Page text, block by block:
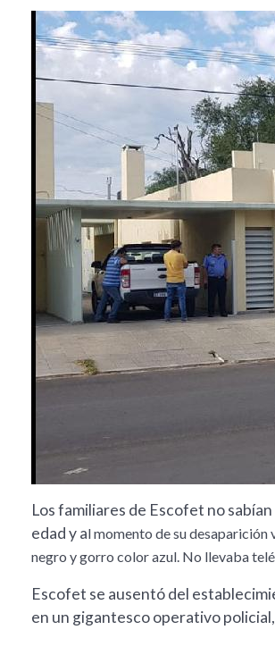
Los familiares de Escofet no
edad y al momento de su
negro y gorro color azul. No llevaba
Escofet se ausentó del
en un gigantesco operativo